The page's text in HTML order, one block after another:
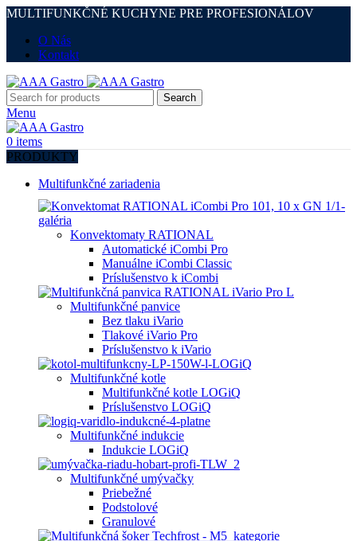
MULTIFUNKČNÉ KUCHYNE PRE PROFESIONÁLOV
O Nás
Kontakt
Search
Menu
0 items
PRODUKTY
Multifunkčné zariadenia
Konvektomaty RATIONAL
Automatické iCombi Pro
Manuálne iCombi Classic
Príslušenstvo k iCombi
Multifunkčné panvice
Bez tlaku iVario
Tlakové iVario Pro
Príslušenstvo k iVario
Multifunkčné kotle
Multifunkčné kotle LOGiQ
Príslušenstvo LOGiQ
Multifunkčné indukcie
Indukcie LOGiQ
Multifunkčné umývačky
Priebežné
Podstolové
Granulové